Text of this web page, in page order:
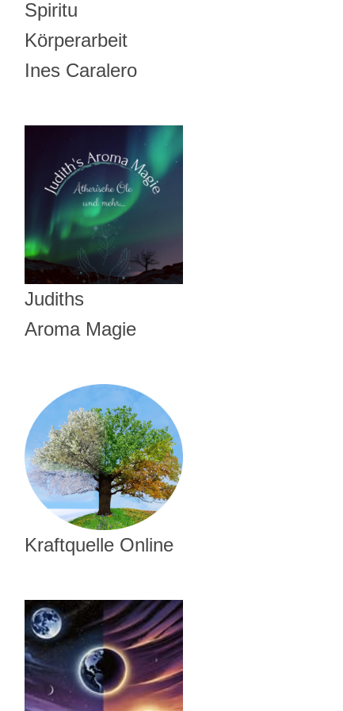
Ines Caralero
Judiths
Aroma Magie
Kraftquelle Online